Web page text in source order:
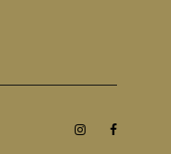
Instagram